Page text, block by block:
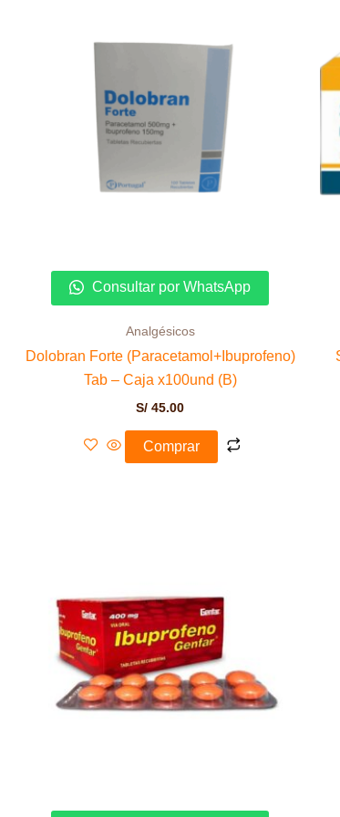
Consultar por WhatsApp
Analgésicos
Dolobran Forte (Paracetamol+Ibuprofeno)
Tab – Caja x100und (B)
S/ 45.00
Comprar